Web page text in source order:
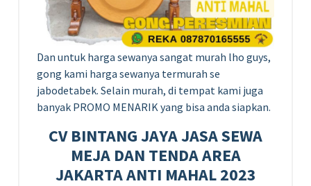
Dan untuk harga sewanya sangat murah lho guys,
gong kami harga sewanya termurah se
jabodetabek. Selain murah, di tempat kami juga
banyak PROMO MENARIK yang bisa anda siapkan.
CV BINTANG JAYA JASA SEWA
MEJA DAN TENDA AREA
JAKARTA ANTI MAHAL 2023